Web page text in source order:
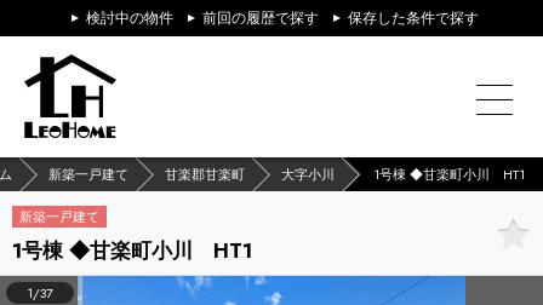
検討中の物件 前回の履歴で探す 保存した条件で探す
新築一戸建て 甘楽郡甘楽町 大字小川 1号棟 ◆甘楽町小川 HT1
新築一戸建て
1号棟 ◆甘楽町小川 HT1
1/37